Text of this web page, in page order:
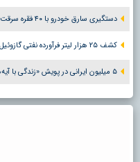
دستگیری سارق خودرو با ۴۰ فقره سرقت در کرج
کشف ۲۵ هزار لیتر فرآورده نفتی گازوئیل غیر مجاز در اشتهارد
۵ میلیون ایرانی در پویش «زندگی با آیه‌ها» شرکت کردند